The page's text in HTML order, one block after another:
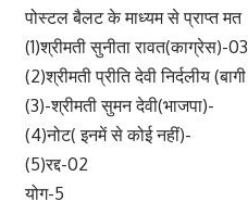
पोस्टल बैलट के माध्यम से प्राप्त मत
(1)श्रीमती सुनीता रावत(काग्रेस)-03
(2)श्रीमती प्रीति देवी निर्दलीय
(3)-श्रीमती सुमन देवी(भाजपा)-
(4)नोट( इनमें से कोई नहीं)-
(5)रद्द-02
योग-5